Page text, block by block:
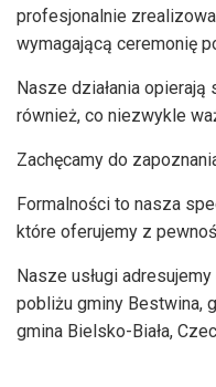
profesjonalnie
wymagającą ceremonię
Nasze działania
również, co niezwykle
Zachęcamy do
Formalności to nasza
które oferujemy z
Nasze usługi
pobliżu gminy Bestwina,
gmina Bielsko-Biała,